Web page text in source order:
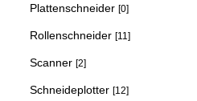
Plattenschneider [0]
Rollenschneider [11]
Scanner [2]
Schneideplotter [12]